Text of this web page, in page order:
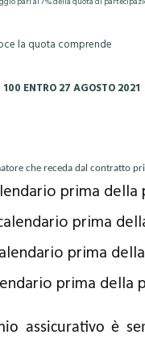
la quota comprende
ENTRO 27 AGOSTO 2021
che receda dal contratto
prima
prima
prima
prima della
assicurativo è